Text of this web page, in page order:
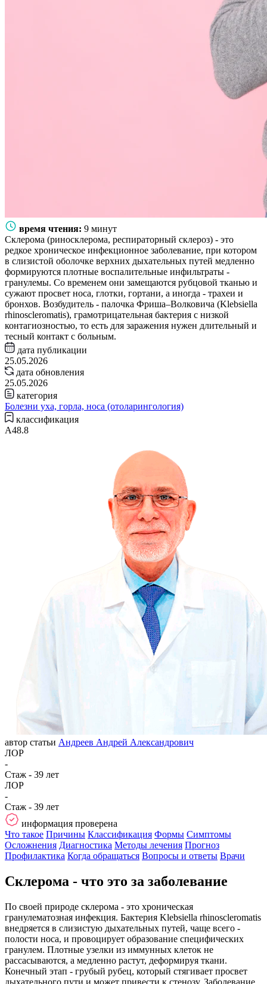
время чтения: 9 минут
Склерома (риносклерома, респираторный склероз) - это
редкое хроническое инфекционное заболевание, при котором
в слизистой оболочке верхних дыхательных путей медленно
формируются плотные воспалительные инфильтраты -
гранулемы. Со временем они замещаются рубцовой тканью и
сужают просвет носа, глотки, гортани, а иногда - трахеи и
бронхов. Возбудитель - палочка Фриша–Волковича (Klebsiella
rhinoscleromatis), грамотрицательная бактерия с низкой
контагиозностью, то есть для заражения нужен длительный и
тесный контакт с больным.
дата публикации
25.05.2026
дата обновления
25.05.2026
категория
Болезни уха, горла, носа (отоларингология)
классификация
A48.8
автор статьи Андреев Андрей Александрович
ЛОР
-
Стаж - 39 лет
ЛОР
-
Стаж - 39 лет
информация проверена
Что такое Причины Классификация Формы Симптомы
Осложнения Диагностика Методы лечения Прогноз
Профилактика Когда обращаться Вопросы и ответы Врачи
Склерома - что это за заболевание
По своей природе склерома - это хроническая
гранулематозная инфекция. Бактерия Klebsiella rhinoscleromatis
внедряется в слизистую дыхательных путей, чаще всего -
полости носа, и провоцирует образование специфических
гранулем. Плотные узелки из иммунных клеток не
рассасываются, а медленно растут, деформируя ткани.
Конечный этап - грубый рубец, который стягивает просвет
дыхательного пути и может привести к стенозу. Заболевание